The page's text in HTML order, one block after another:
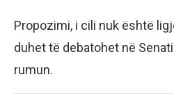
Propozimi, i cili nuk është
duhet të debatohet në
rumun.